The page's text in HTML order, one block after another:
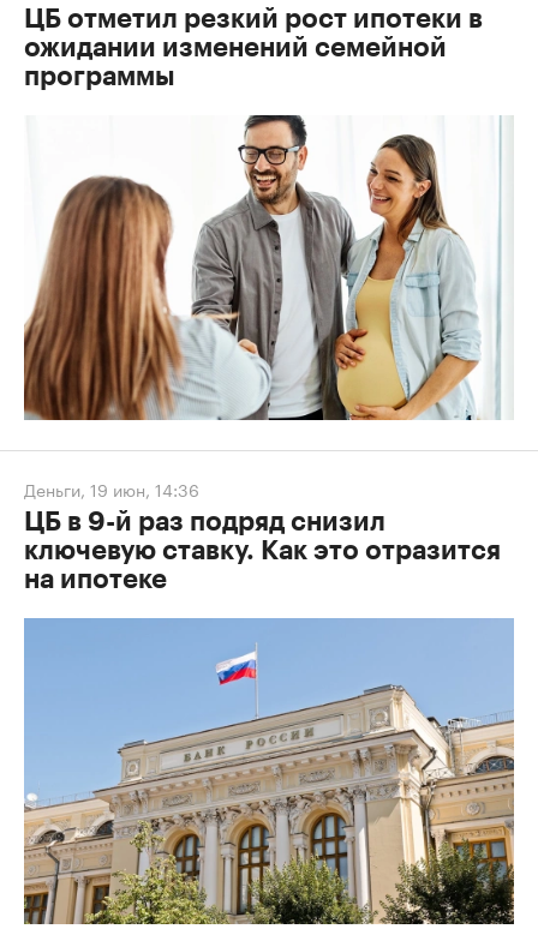
ЦБ отметил резкий рост ипотеки в
ожидании изменений семейной
программы
Деньги, 19 июн, 14:36
ЦБ в 9-й раз подряд снизил
ключевую ставку. Как это отразится
на ипотеке